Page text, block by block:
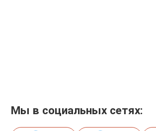
Мы в социальных сетях: